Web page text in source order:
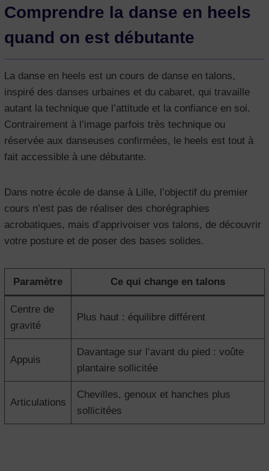
Comprendre la danse en heels
quand on est débutante
La danse en heels est un cours de danse en talons,
inspiré des danses urbaines et du cabaret, qui travaille
autant la technique que l’attitude et la confiance en soi.
Contrairement à l’image parfois très technique ou
réservée aux danseuses confirmées, le heels est tout à
fait accessible à une débutante.
Dans notre école de danse à Lille, l’objectif du premier
cours n’est pas de réaliser des chorégraphies
acrobatiques, mais d’apprivoiser vos talons, de découvrir
votre posture et de poser des bases solides.
Paramètre Ce qui change en talons
Centre de
gravité
Plus haut : équilibre différent
Appuis
Davantage sur l’avant du pied : voûte
plantaire sollicitée
Articulations
Chevilles, genoux et hanches plus
sollicitées